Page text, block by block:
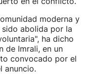
moderna y
abolida por la
ha dicho
de Imrali, en un
convocado por el
anuncio.